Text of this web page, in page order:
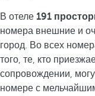
В отеле 191
номера внешние и
город. Во всех
того, те, кто
сопровождении,
номере с